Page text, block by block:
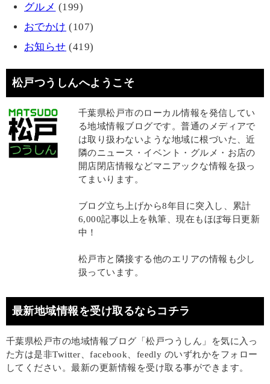
グルメ (199)
おでかけ (107)
お知らせ (419)
松戸つうしんへようこそ
千葉県松戸市のローカル情報を発信してい
る地域情報ブログです。普通のメディアで
は取り扱わないような地域に根づいた、近
隣のニュース・イベント・グルメ・お店の
開店閉店情報などマニアックな情報を扱っ
てまいります。
ブログ立ち上げから8年目に突入し、累計
6,000記事以上を執筆、現在もほぼ毎日更新
中！
松戸市と隣接する他のエリアの情報も少し
扱っています。
最新地域情報を受け取るならコチラ
千葉県松戸市の地域情報ブログ「松戸つうしん」を気に入っ
た方は是非Twitter、facebook、feedly のいずれかをフォロー
してください。最新の更新情報を受け取る事ができます。